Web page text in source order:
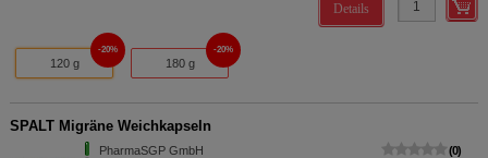
Details
120 g
20%
180 g
20%
SPALT Migräne Weichkapseln
PharmaSGP GmbH
0